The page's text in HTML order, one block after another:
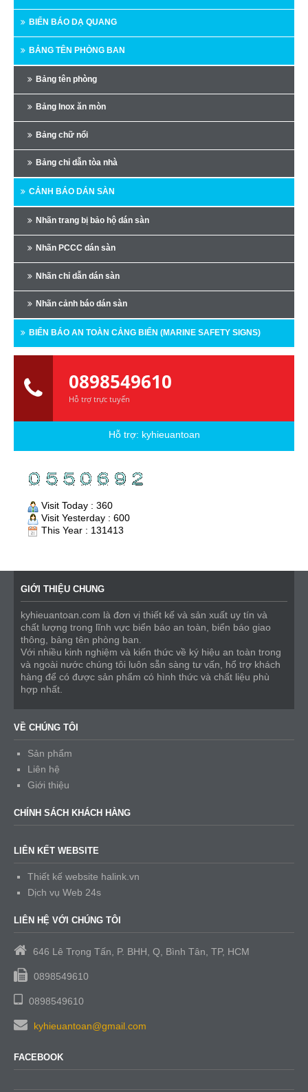
BIỂN BÁO DẠ QUANG
BẢNG TÊN PHÒNG BAN
Bảng tên phòng
Bảng Inox ăn mòn
Bảng chữ nổi
Bảng chỉ dẫn tòa nhà
CẢNH BÁO DÁN SÀN
Nhãn trang bị bảo hộ dán sàn
Nhãn PCCC dán sàn
Nhãn chỉ dẫn dán sàn
Nhãn cảnh báo dán sàn
BIỂN BÁO AN TOÀN CẢNG BIỂN (MARINE SAFETY SIGNS)
0898549610
Hỗ trợ trực tuyến
Hỗ trợ: kyhieuantoan
Visit Today : 360
Visit Yesterday : 600
This Year : 131413
GIỚI THIỆU CHUNG
kyhieuantoan.com là đơn vị thiết kế và sản xuất uy tín và
chất lượng trong lĩnh vực biển báo an toàn, biển báo giao
thông, bảng tên phòng ban.
Với nhiều kinh nghiệm và kiến thức về ký hiệu an toàn trong
và ngoài nước chúng tôi luôn sẵn sàng tư vấn, hổ trợ khách
hàng để có được sản phẩm có hình thức và chất liệu phù
hợp nhất.
VỀ CHÚNG TÔI
Sản phẩm
Liên hệ
Giới thiệu
CHÍNH SÁCH KHÁCH HÀNG
LIÊN KẾT WEBSITE
Thiết kế website halink.vn
Dịch vụ Web 24s
LIÊN HỆ VỚI CHÚNG TÔI
646 Lê Trọng Tấn, P. BHH, Q, Bình Tân, TP, HCM
0898549610
0898549610
kyhieuantoan@gmail.com
FACEBOOK